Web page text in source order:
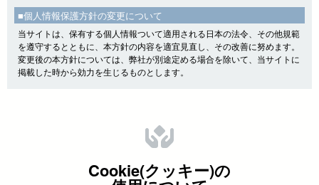
■個人情報保護方針の変更について
当サイトは、保有する個人情報ついて適用される日本の法令、その他規範
を遵守するとともに、本方針の内容を適宜見直し、その改善に努めます。
変更後の本方針については、弊社が別途定める場合を除いて、当サイトに
掲載した時から効力を生じるものとします。
Cookie(クッキー)の